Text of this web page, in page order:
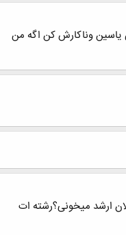
وناکارش کن اگه من
ارشد میخونی؟رشته ات